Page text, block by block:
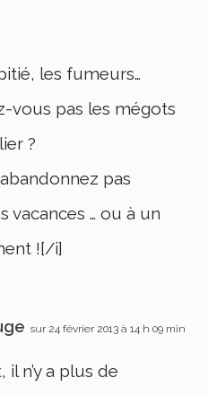
les fumeurs…
vous pas les mégots
?
pas
vacances … ou à un
![/i]
sur 24 février 2013 à 14 h 09 min
n’y a plus de